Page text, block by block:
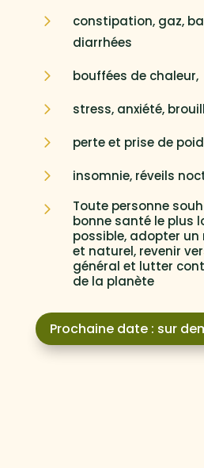
5
constipation, gaz,
diarrhées
5 bouffées de chaleur,
5 stress, anxiété,
5 perte et prise de
5 insomnie, réveils
5
Toute personne
bonne santé le plus
possible, adopter un
et naturel, revenir
général et lutter
de la planète
Prochaine date : sur